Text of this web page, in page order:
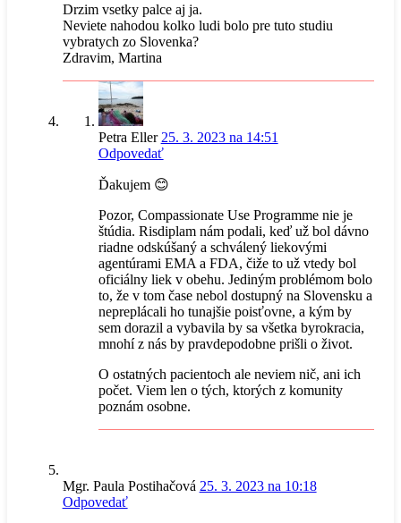
Drzim vsetky palce aj ja.
Neviete nahodou kolko ludi bolo pre tuto studiu
vybratych zo Slovenka?
Zdravim, Martina
Petra Eller 25. 3. 2023 na 14:51
Odpovedať
Ďakujem 😊
Pozor, Compassionate Use Programme nie je
štúdia. Risdiplam nám podali, keď už bol dávno
riadne odskúšaný a schválený liekovými
agentúrami EMA a FDA, čiže to už vtedy bol
oficiálny liek v obehu. Jediným problémom bolo
to, že v tom čase nebol dostupný na Slovensku a
nepreplácali ho tunajšie poisťovne, a kým by
sem dorazil a vybavila by sa všetka byrokracia,
mnohí z nás by pravdepodobne prišli o život.
O ostatných pacientoch ale neviem nič, ani ich
počet. Viem len o tých, ktorých z komunity
poznám osobne.
Mgr. Paula Postihačová 25. 3. 2023 na 10:18
Odpovedať